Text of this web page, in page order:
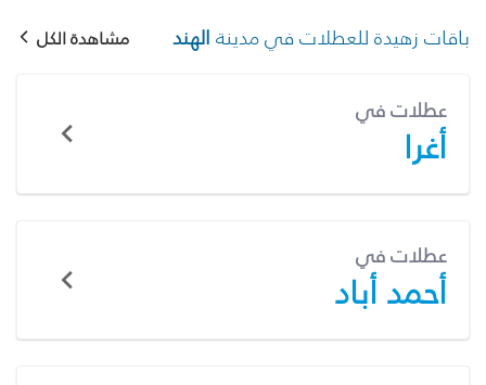
باقات زهيدة للعطلات في مدينة الهند مشاهدة الكل
عطلات في
أغرا
عطلات في
أحمد أباد